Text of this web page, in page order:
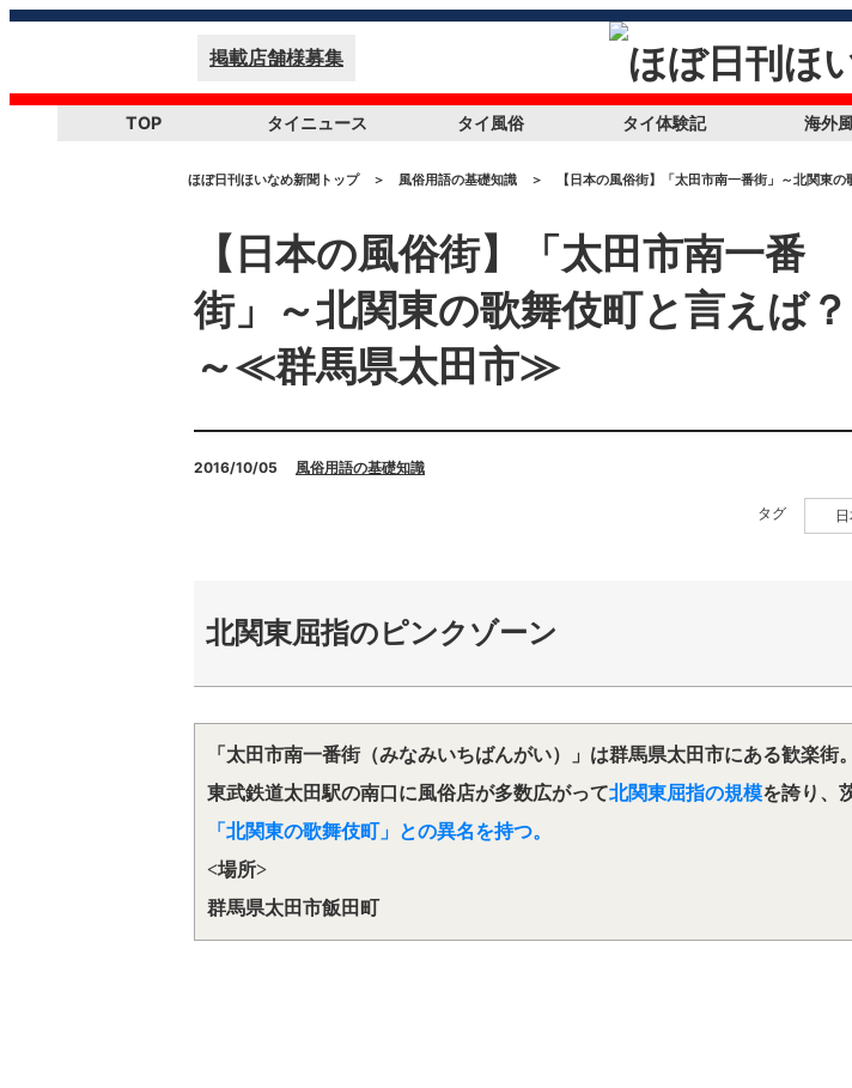
掲載店舗様募集
TOP タイニュース タイ風俗 タイ体験記 海外
ほぼ日刊ほいなめ新聞トップ ＞ 風俗用語の基礎知識 ＞ 【日本の風俗街】「太田市南一番街」～北関東
【日本の風俗街】「太田市南一番
街」～北関東の歌舞伎町と言えば？
～≪群馬県太田市≫
2016/10/05 風俗用語の基礎知識
タグ
北関東屈指のピンクゾーン
「太田市南一番街（みなみいちばんがい）」は群馬県太田市にある歓楽街。
東武鉄道太田駅の南口に風俗店が多数広がって北関東屈指の規模を誇り、
「北関東の歌舞伎町」との異名を持つ。
<場所>
群馬県太田市飯田町